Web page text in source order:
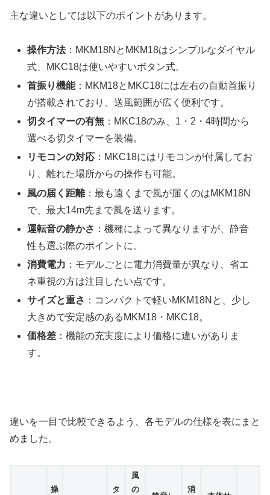
主な違いとしては以下のポイントがあります。
操作方法：MKM18NとMKM18はシンプルなダイヤル
式、MKC18は使いやすいボタン式。
首振り機能：MKM18とMKC18には左右の自動首振り
が搭載されており、送風範囲が広く便利です。
切タイマーの有無 ：MKC18のみ、1・2・4時間から
選べる切タイマーを装備。
リモコンの対応 ：MKC18にはリモコンが付属してお
り、離れた場所からの操作も可能。
風の届く距離：最も遠くまで風が届くのはMKM18N
で、最大14m先まで風を送ります。
運転音の静かさ ：機種によって異なりますが、静音
性も選ぶ際のポイントに。
消費電力 ：モデルごとに電力消費量が異なり、省エ
ネ重視の方は注目したい点です。
サイズと重さ ：コンパクトで軽いMKM18Nと、少し
大きめで安定感のあるMKM18・MKC18。
価格差 ：機能の充実度により価格に違いがありま
す。
違いを一目で比較できるよう、各モデルの仕様を表にまと
めました。
操 タ
風
の
消